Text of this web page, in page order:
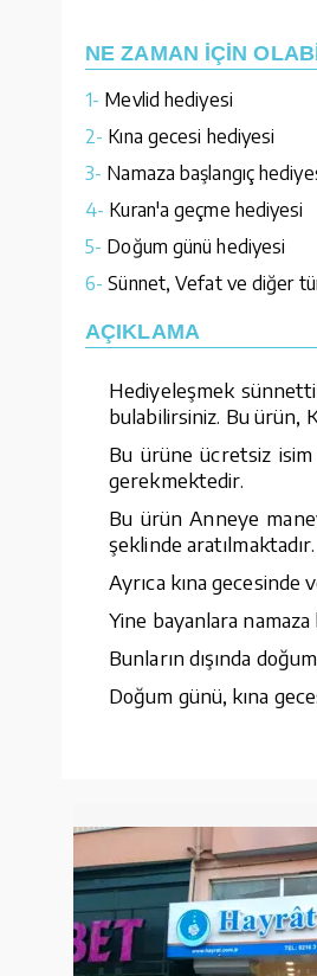
NE ZAMAN İÇİN
1- Mevlid hediyesi
2- Kına gecesi hediyesi
3- Namaza başlangıç
4- Kuran'a geçme hediyesi
5- Doğum günü hediyesi
6- Sünnet, Vefat ve diğer
AÇIKLAMA
Hediyeleşmek
bulabilirsiniz. Bu ürün,
Bu ürüne ücretsiz isim
gerekmektedir.
Bu ürün Anneye
şeklinde aratılmaktadır.
Ayrıca kına gecesinde
Yine bayanlara
Bunların dışında
Doğum günü, kına